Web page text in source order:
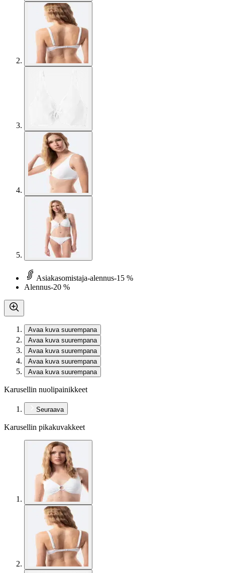
Asiakasomistaja-alennus-15 %
Alennus-20 %
Avaa kuva suurempana
Avaa kuva suurempana
Avaa kuva suurempana
Avaa kuva suurempana
Avaa kuva suurempana
Karusellin nuolipainikkeet
Seuraava
Karusellin pikakuvakkeet